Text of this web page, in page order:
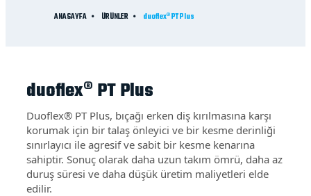
ANASAYFA ÜRÜNLER duoflex® PT Plus
duoflex® PT Plus
Duoflex® PT Plus, bıçağı erken diş kırılmasına karşı
korumak için bir talaş önleyici ve bir kesme derinliği
sınırlayıcı ile agresif ve sabit bir kesme kenarına
sahiptir. Sonuç olarak daha uzun takım ömrü, daha az
duruş süresi ve daha düşük üretim maliyetleri elde
edilir.